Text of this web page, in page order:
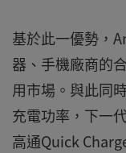
基於此一優勢，
器、手機廠商的
用市場。與此同
充電功率，下一
高通Quick